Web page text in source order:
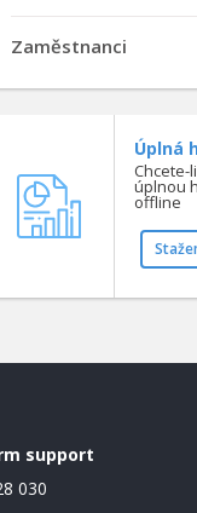
Zaměstnanci
Úplná
Chcete-
úplnou
offline
support
030